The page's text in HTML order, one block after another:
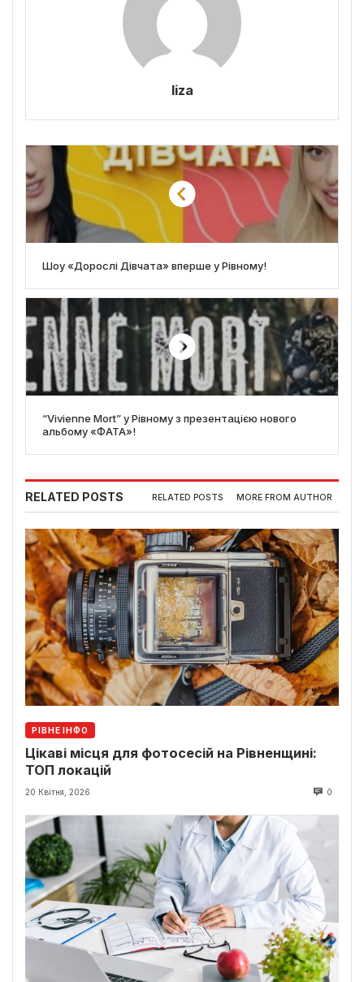
liza
Шоу «Дорослі Дівчата» вперше у Рівному!
“Vivienne Mort” у Рівному з презентацією нового
альбому «ФАТА»!
RELATED POSTS RELATED POSTS MORE FROM AUTHOR
РІВНЕ ІНФО
Цікаві місця для фотосесій на Рівненщині:
ТОП локацій
20 Квітня, 2026 0